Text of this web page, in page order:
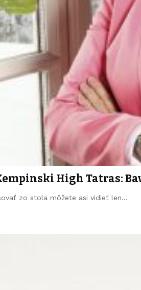
High Tatras:
zo stola môžete asi vidieť len…